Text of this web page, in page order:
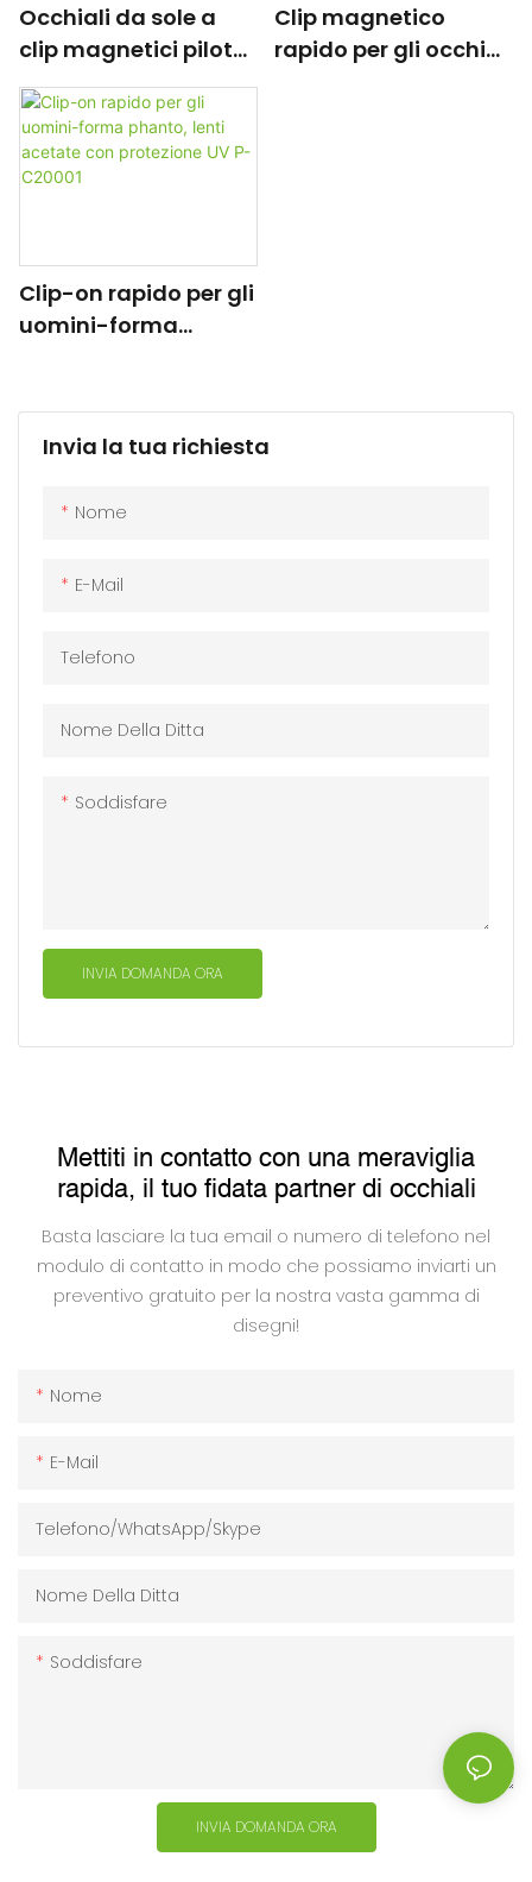
Invia la tua richiesta
Nome
E-Mail
Telefono
Nome Della Ditta
Soddisfare
INVIA DOMANDA ORA
Occhiali da sole a
clip magnetici pilota
rapido-protezione
UV, lenti acetato P-
C40003
Clip magnetico
rapido per gli occhiali
Clip-on rapido per gli
uomini-forma
C20001
Mettiti in contatto con una meraviglia
rapida, il tuo fidata partner di occhiali
Basta lasciare la tua email o numero di telefono nel
modulo di contatto in modo che possiamo inviarti un
preventivo gratuito per la nostra vasta gamma di
disegni!
Nome
E-Mail
Telefono/WhatsApp/Skype
Nome Della Ditta
Soddisfare
INVIA DOMANDA ORA